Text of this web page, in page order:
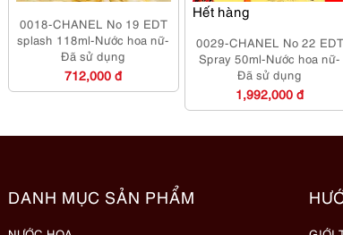
0018-CHANEL No 19 EDT
splash 118ml-Nước hoa nữ-
Đã sử dụng
712,000 đ
Hết hàng
0029-CHANEL No 22 EDT
Spray 50ml-Nước hoa nữ-
Đã sử dụng
1,992,000 đ
DANH MỤC SẢN PHẨM